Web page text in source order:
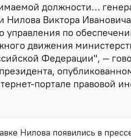
должности…
Нилова Виктора
управления по
движения
Федерации", —
портале правовой
Нилова появились в